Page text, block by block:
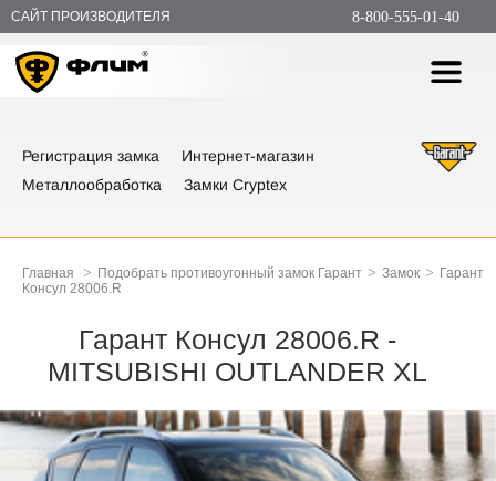
САЙТ ПРОИЗВОДИТЕЛЯ 8-800-555-01-40
Регистрация замка
Интернет-магазин
Металлообработка
Замки Cryptex
Главная > Подобрать противоугонный замок Гарант > Замок > Гарант
Консул 28006.R
Гарант Консул 28006.R -
MITSUBISHI OUTLANDER XL